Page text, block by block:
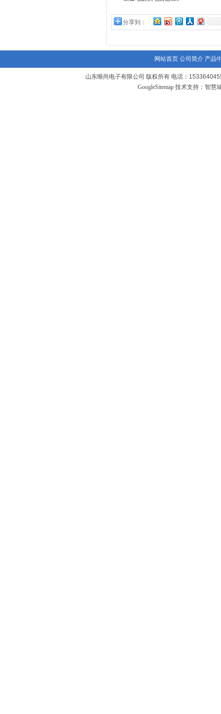
分享到：
网站首页 公司简介 产品
山东唯尚电子有限公司 版权所有 电话：
GoogleSitemap技术支持： 智慧